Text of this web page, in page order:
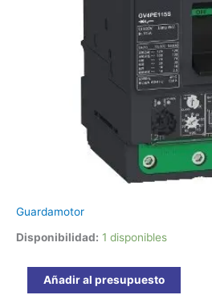
Guardamotor
Disponibilidad: 1 disponibles
Añadir al presupuesto